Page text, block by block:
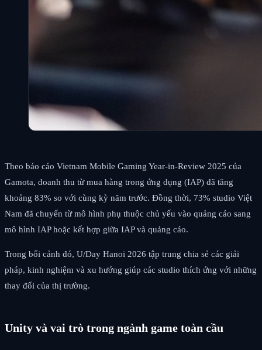
Theo báo cáo Vietnam Mobile Gaming Year-in-Review 2025 của
Gamota, doanh thu từ mua hàng trong ứng dụng (IAP) đã tăng
khoảng 83% so với cùng kỳ năm trước. Đồng thời, 73% studio Việt
Nam đã chuyển từ mô hình phụ thuộc chủ yếu vào quảng cáo sang
mô hình IAP hoặc kết hợp giữa IAP và quảng cáo.
Trong bối cảnh đó, U/Day Hanoi 2026 tập trung chia sẻ các giải
pháp, kinh nghiệm và xu hướng giúp các studio thích ứng với những
thay đổi của thị trường.
Unity và vai trò trong ngành game toàn cầu